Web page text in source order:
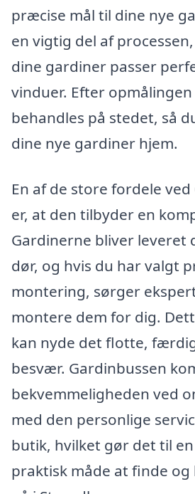
præcise mål til dine nye
en vigtig del af
dine gardiner passer
vinduer. Efter
behandles på stedet, så
dine nye gardiner hjem.
En af de store fordele
er, at den tilbyder en
Gardinerne bliver leveret
dør, og hvis du har valgt
montering, sørger
montere dem for dig.
kan nyde det flotte,
besvær. Gardinbussen
bekvemmeligheden ved
med den personlige
butik, hvilket gør det til
praktisk måde at finde